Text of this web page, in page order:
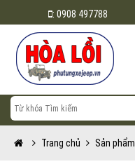
: 0908 497788
Trang chủ Sản phẩm